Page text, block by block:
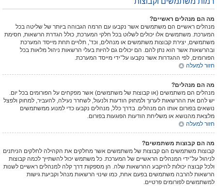
מה הם מנהלים ראשיים?
מנהלים ראשיים הם משתמשים אשר נקבעו עם הרמה הגבוהה ביותר של שליטה בכל
המערכת. משתמשים אלו יכולים לשלוט בכל חלקי המערכת, כולל הגדרת הרשאות, חסימת
משתמשים, יצירת קבוצות משתמשים או מנהלים, וכד', תלויים תחת מייסד המערכת
ובהרשאות אשר הוא נתן להם. הם יכולים גם להיות בעלי הרשאות ניהול מלאות בכל
הפורומים, לפי ההגדרות אשר נקבעו על־ידי מייסד המערכת.
חזור למעלה
מה הם מנהלים?
מנהלים הם משתמשים (או קבוצות של משתמשים) אשר מפקחים על הפורומים בכל יום.
יש להם את ההרשאות לערוך ולמחוק הודעות ולנעול, לשחרר נעילה, להעביר, למחוק ולפצל
נושאים בפורום אותו הם מנהלים. בדרך כלל, מנהלים נקבעו כדי למנוע ממשתמשים
מלצאת מהנושא או משליחת הודעות הפוגעות בפורום.
חזור למעלה
מה הם קבוצות משתמשים?
קבוצות משתמשים הם קבוצות של משתמשים אשר מחלקים את הקהילה לחלקים הניתנים
לניהול על־ידי המנהלים הראשיים של המערכת. כל משתמש יכול להשתייך לכמה קבוצות
ולכל קבוצה יכולות להיקבע ההרשאות שלה. הן מספקות דרך קלה למנהלים ראשיים לשנות
הרשאות להרבה משתמשים בפעם אחת, כמו שינוי הרשאות מנהל וקביעת גישות
למשתמשים לפורומים פרטיים.